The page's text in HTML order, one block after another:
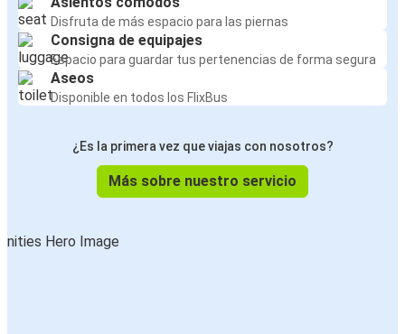
Disfruta de más espacio para las piernas
Consigna de equipajes
Espacio para guardar tus pertenencias de forma segura
Aseos
Disponible en todos los FlixBus
¿Es la primera vez que viajas con nosotros?
Más sobre nuestro servicio